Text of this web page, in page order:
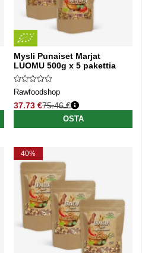
Mysli Punaiset Marjat
LUOMU 500g x 5 pakettia
Rawfoodshop
37.73 €
Normaali hinta
75.46 €
OSTA
40%